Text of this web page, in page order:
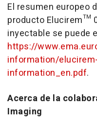
El resumen europeo
producto Elucirem™
inyectable se puede
https://
information/
information_en.pdf.
Acerca de la
Imaging